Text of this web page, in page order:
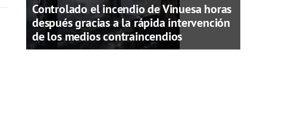
Controlado el incendio de Vinuesa horas
después gracias a la rápida intervención
de los medios contraincendios